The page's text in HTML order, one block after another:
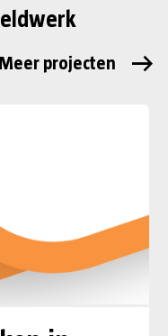
Meer projecten